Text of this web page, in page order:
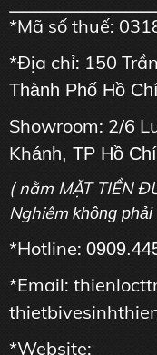
*Mã số thuế:
*Địa chỉ: 150
Thành Phố Hồ
Showroom: 2/6
Khánh, TP Hồ
( nằm MẶT TIỀN
Nghiêm không
*Hotline:
*Email:
*Website: